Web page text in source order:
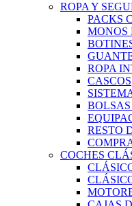
ROPA Y
PACKS
MONOS
ROPA
CASCOS
RESTO
COCHES